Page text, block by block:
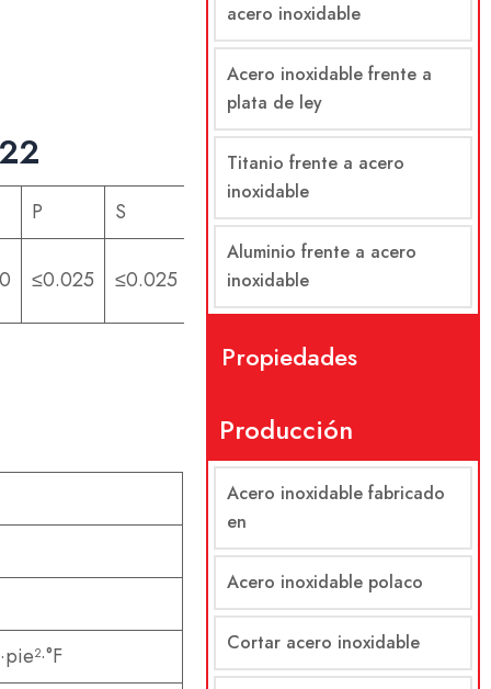
P S
≤0.025 ≤0.025
acero inoxidable
Acero inoxidable frente a
plata de ley
Titanio frente a acero
inoxidable
Aluminio frente a acero
inoxidable
Propiedades
Producción
Acero inoxidable fabricado
en
Acero inoxidable polaco
Cortar acero inoxidable